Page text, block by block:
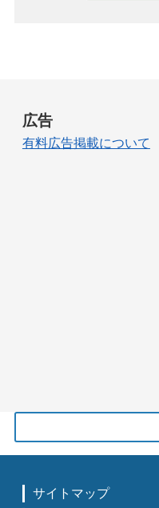
広告
有料広告掲載について
サイトマップ